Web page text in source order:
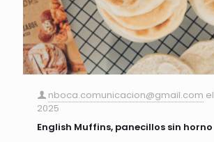
nboca.comunicacion@gmail.com el
2025
English Muffins, panecillos sin horno